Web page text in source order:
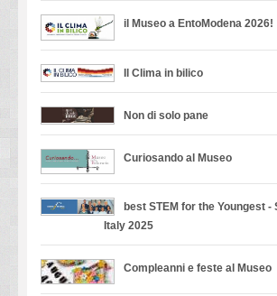
il Museo a EntoModena 2026!
Il Clima in bilico
Non di solo pane
Curiosando al Museo
best STEM for the Youngest -
Italy 2025
Compleanni e feste al Museo